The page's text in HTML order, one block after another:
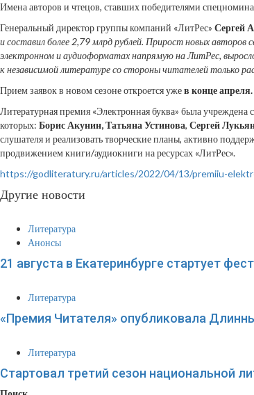
Имена авторов и чтецов, ставших победителями
Генеральный директор группы компаний «ЛитРес» Сергей
и составил более 2,79 млрд рублей. Прирост новых
электронном и аудиоформатах напрямую на ЛитРес,
к независимой литературе со стороны читателей только
Прием заявок в новом сезоне откроется ужев конце апреля.
Литературная премия «Электронная буква» была
которых: Борис Акунин,Татьяна Устинова, Сергей
слушателя и реализовать творческие планы, активно
продвижением книги/аудиокниги на ресурсах «ЛитРес».
https://godliteratury.ru/articles/2022/04/13/premiiu-
Другие новости
Литература
Анонсы
21 августа в Екатеринбурге стартует
Литература
«Премия Читателя» опубликовала
Литература
Стартовал третий сезон национальной